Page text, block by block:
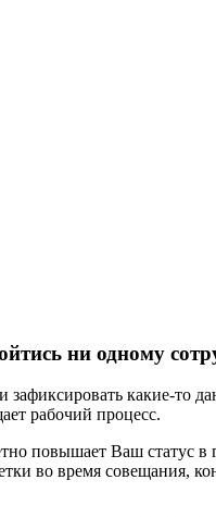
ни одному
какие-то
рабочий процесс.
повышает Ваш статус в
во время совещания,